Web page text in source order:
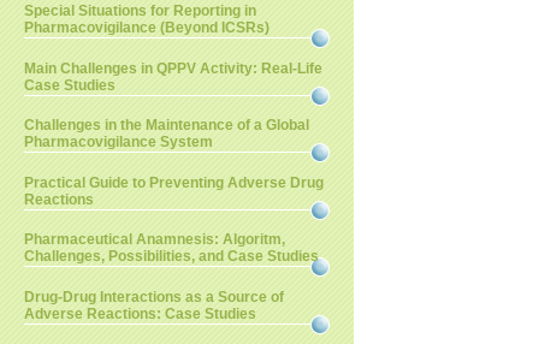
Special Situations for Reporting in
Pharmacovigilance (Beyond ICSRs)
Main Challenges in QPPV Activity: Real-Life
Case Studies
Challenges in the Maintenance of a Global
Pharmacovigilance System
Practical Guide to Preventing Adverse Drug
Reactions
Pharmaceutical Anamnesis: Algoritm,
Challenges, Possibilities, and Case Studies
Drug-Drug Interactions as a Source of
Adverse Reactions: Case Studies